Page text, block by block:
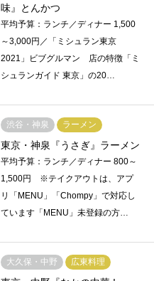
味』とんかつ
平均予算：ランチ／ディナー 1,500
～3,000円／「ミシュラン東京
2021」ビブグルマン 店の特徴「ミ
シュランガイド 東京」の20…
渋谷・神泉 ラーメン
東京・神泉『うさぎ』ラーメン
平均予算：ランチ／ディナー 800～
1,500円 ※テイクアウトは、アプ
リ「MENU」「Chompy」で対応し
ています「MENU」未登録の方…
大久保・中野 広東料理